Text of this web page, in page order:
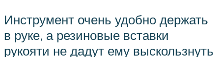
Инструмент очень удобно держать
в руке, а резиновые вставки
рукояти не дадут ему выскользнуть